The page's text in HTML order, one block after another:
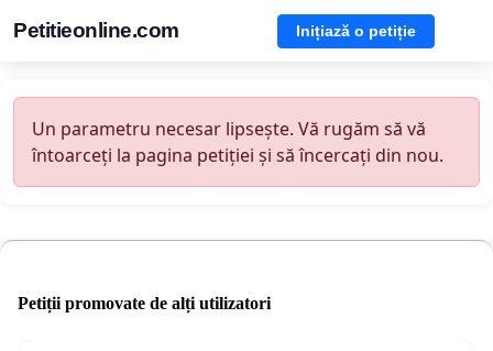
Petitieonline.com Inițiază o petiție
Un parametru necesar lipsește. Vă rugăm să vă
întoarceți la pagina petiției și să încercați din nou.
Petiții promovate de alți utilizatori